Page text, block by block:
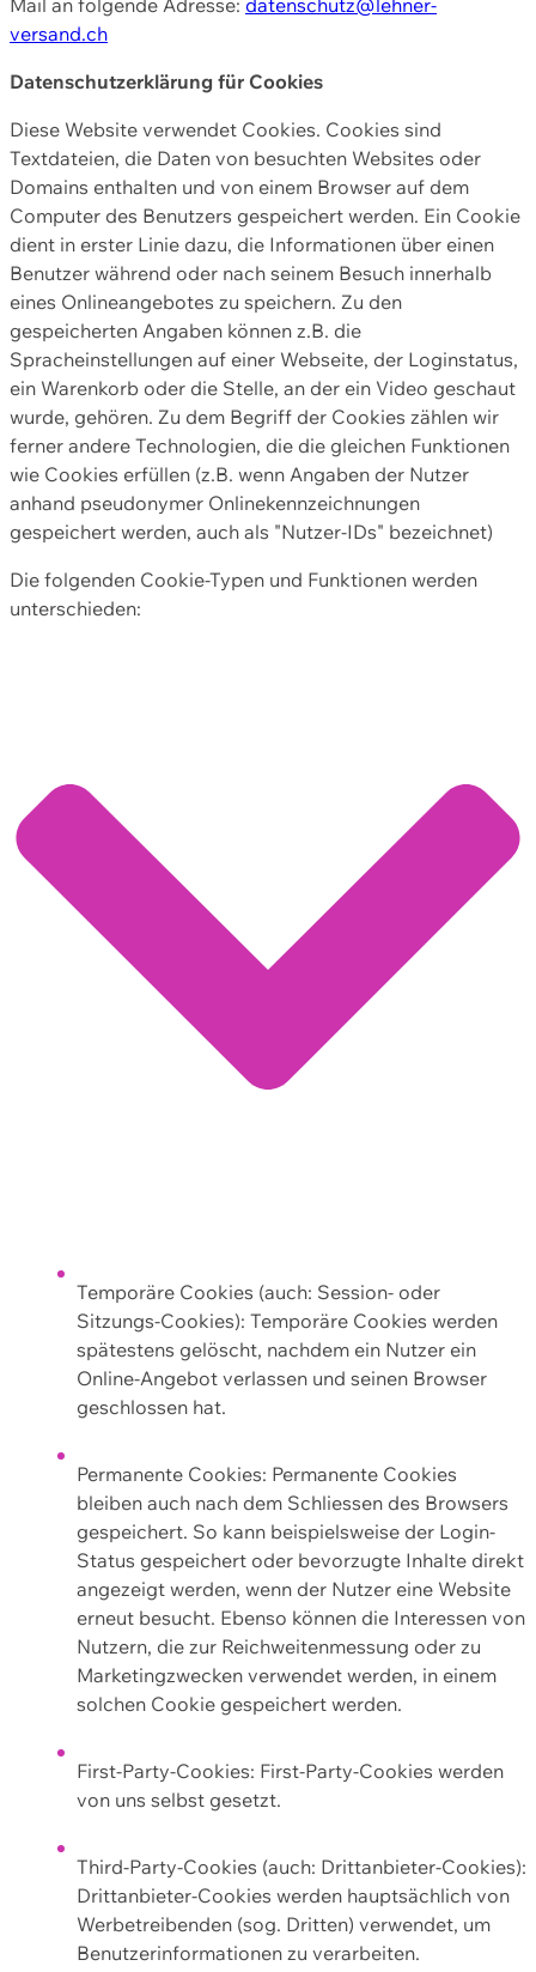
versand.ch
Datenschutzerklärung für Cookies
Diese Website verwendet Cookies. Cookies sind
Textdateien, die Daten von besuchten Websites oder
Domains enthalten und von einem Browser auf dem
Computer des Benutzers gespeichert werden. Ein Cookie
dient in erster Linie dazu, die Informationen über einen
Benutzer während oder nach seinem Besuch innerhalb
eines Onlineangebotes zu speichern. Zu den
gespeicherten Angaben können z.B. die
Spracheinstellungen auf einer Webseite, der Loginstatus,
ein Warenkorb oder die Stelle, an der ein Video geschaut
wurde, gehören. Zu dem Begriff der Cookies zählen wir
ferner andere Technologien, die die gleichen Funktionen
wie Cookies erfüllen (z.B. wenn Angaben der Nutzer
anhand pseudonymer Onlinekennzeichnungen
gespeichert werden, auch als "Nutzer-IDs" bezeichnet)
Die folgenden Cookie-Typen und Funktionen werden
unterschieden:
Temporäre Cookies (auch: Session- oder
Sitzungs-Cookies): Temporäre Cookies werden
spätestens gelöscht, nachdem ein Nutzer ein
Online-Angebot verlassen und seinen Browser
geschlossen hat.
Permanente Cookies: Permanente Cookies
bleiben auch nach dem Schliessen des Browsers
gespeichert. So kann beispielsweise der Login-
Status gespeichert oder bevorzugte Inhalte direkt
angezeigt werden, wenn der Nutzer eine Website
erneut besucht. Ebenso können die Interessen von
Nutzern, die zur Reichweitenmessung oder zu
Marketingzwecken verwendet werden, in einem
solchen Cookie gespeichert werden.
First-Party-Cookies: First-Party-Cookies werden
von uns selbst gesetzt.
Third-Party-Cookies (auch: Drittanbieter-Cookies):
Drittanbieter-Cookies werden hauptsächlich von
Werbetreibenden (sog. Dritten) verwendet, um
Benutzerinformationen zu verarbeiten.